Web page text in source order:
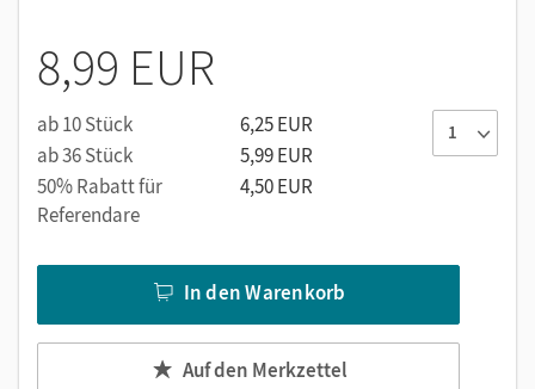
8,99 EUR
ab 10 Stück
6,25 EUR
ab 36 Stück
5,99 EUR
50% Rabatt für
Referendare
4,50 EUR
In den Warenkorb
Auf den Merkzettel